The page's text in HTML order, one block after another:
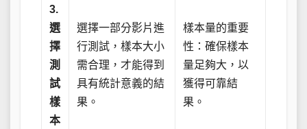
3.
選
擇
測
試
樣
本
選擇一部分影片進
行測試，樣本大小
需合理，才能得到
具有統計意義的結
果。
樣本量的重要
性：確保樣本
量足夠大，以
獲得可靠結
果。